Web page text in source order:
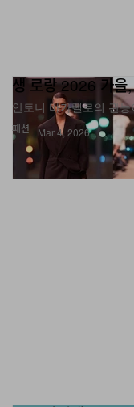
패션
생 로랑 2026 가을
안토니 바카렐로의 관
Mar 4, 2026